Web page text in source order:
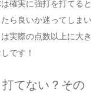
確実に強打を打てると
ら良いか迷ってしまい
実際の点数以上に大き
です！
てない？その